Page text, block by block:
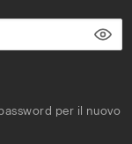
per il nuovo